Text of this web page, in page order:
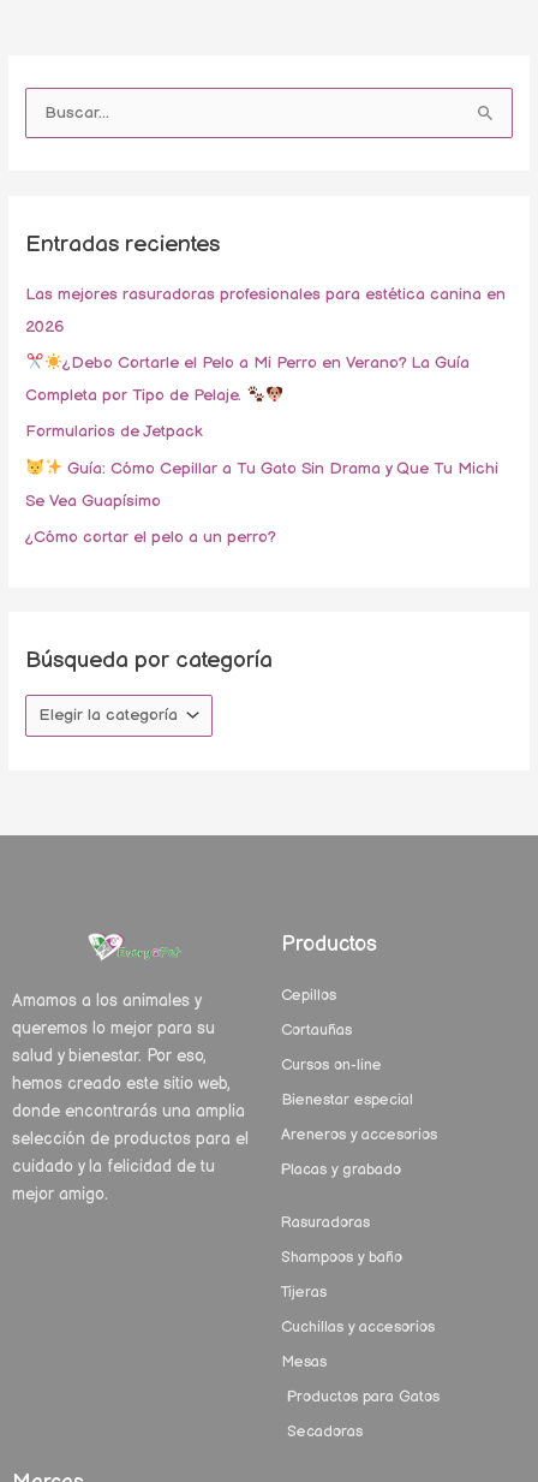
a
Entradas recientes
Las mejores rasuradoras profesionales para estética canina en
2026
¿Debo Cortarle el Pelo a Mi Perro en Verano? La Guía
Completa por Tipo de Pelaje.
Formularios de Jetpack
Guía: Cómo Cepillar a Tu Gato Sin Drama y Que Tu Michi
Se Vea Guapísimo
¿Cómo cortar el pelo a un perro?
Búsqueda por categoría
s
e
a
p
o
r
c
a
t
í
Amamos a los animales y
queremos lo mejor para su
salud y bienestar. Por eso,
hemos creado este sitio web,
donde encontrarás una amplia
selección de productos para el
cuidado y la felicidad de tu
mejor amigo.
Productos
Cepillos
Cortauñas
Cursos on-line
Bienestar especial
Areneros y accesorios
Placas y grabado
Rasuradoras
Shampoos y baño
Tijeras
Cuchillas y accesorios
Mesas
Productos para Gatos
Secadoras